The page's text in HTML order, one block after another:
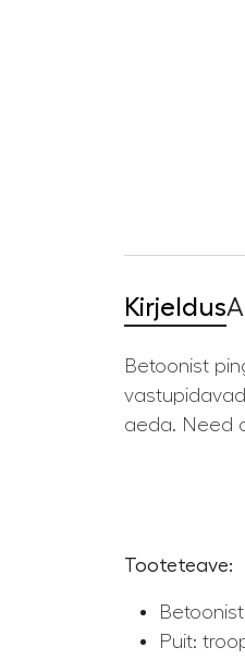
Kirjeldus
Betoonist
aeda. Need
Tooteteave:
Puit: